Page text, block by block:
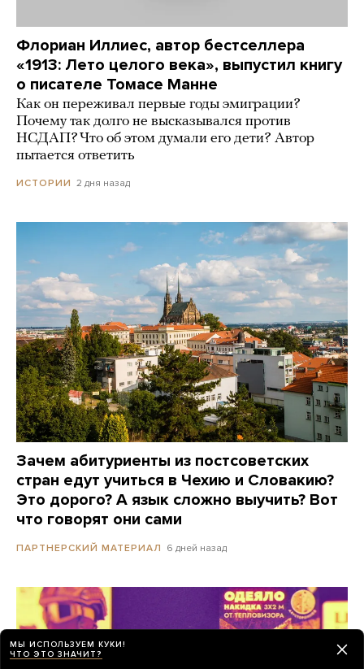
Флориан Иллиес, автор бестселлера
«1913: Лето целого века», выпустил книгу
о писателе Томасе Манне
Как он переживал первые годы эмиграции?
Почему так долго не высказывался против
НСДАП? Что об этом думали его дети? Автор
пытается ответить
ИСТОРИИ 2 дня назад
Зачем абитуриенты из постсоветских
стран едут учиться в Чехию и Словакию?
Это дорого? А язык сложно выучить? Вот
что говорят они сами
ПАРТНЕРСКИЙ МАТЕРИАЛ 6 дней назад
МЫ ИСПОЛЬЗУЕМ КУКИ!
ЧТО ЭТО ЗНАЧИТ?